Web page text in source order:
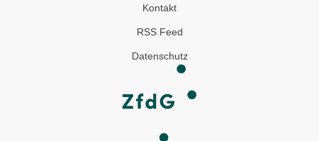
Kontakt
RSS Feed
Datenschutz